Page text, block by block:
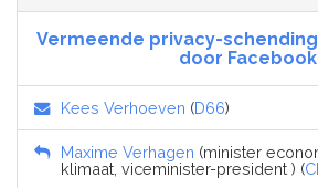
Vermeende privacy-
door Facebook
Kees Verhoeven (D66)
Maxime Verhagen (minister
klimaat, viceminister-president ) (